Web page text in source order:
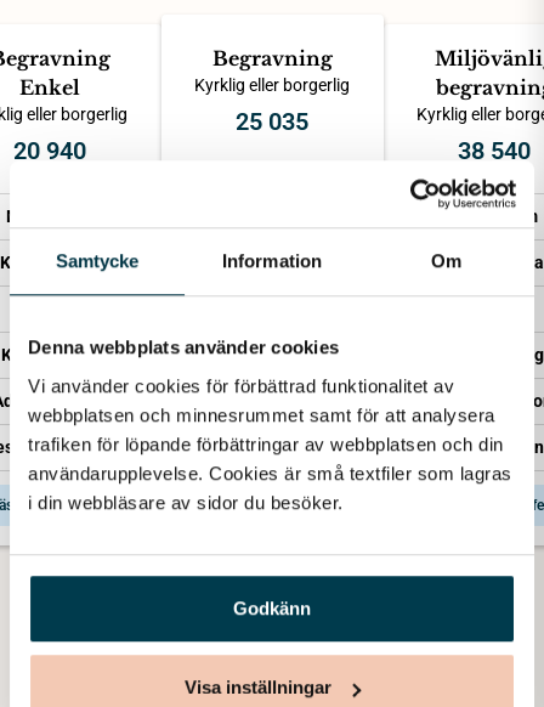
Samtycke Information Om
Denna webbplats använder cookies
Vi använder cookies för förbättrad funktionalitet av
webbplatsen och minnesrummet samt för att analysera
trafiken för löpande förbättringar av webbplatsen och din
användarupplevelse. Cookies är små textfiler som lagras
i din webbläsare av sidor du besöker.
Godkänn
Visa inställningar
Enkel
eller borgerlig
20 940
Minnesrum
Kista – Enkel
Kistläggning
från Lova
mer & få offert
Begravning
Kyrklig eller borgerlig
25 035
Kista – Sandholm
Representant från Lova
Läs mer & få offert
Kyrklig eller
38 540
Minnesrum
Kista – Saga
Kistläggning
Representant
Läs mer & få